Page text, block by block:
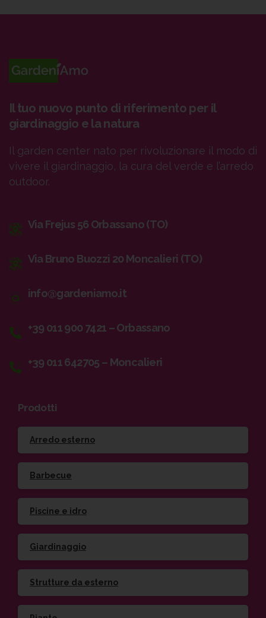
Il tuo nuovo punto di riferimento per il
giardinaggio e la natura
Il garden center nato per rivoluzionare il modo di
vivere il giardinaggio, la cura del verde e l’arredo
outdoor.
Via Frejus 56 Orbassano (TO)
Via Bruno Buozzi 20 Moncalieri (TO)
info@gardeniamo.it
+39 011 900 7421 – Orbassano
+39 011 642705 – Moncalieri
Prodotti
Arredo esterno
Barbecue
Piscine e idro
Giardinaggio
Strutture da esterno